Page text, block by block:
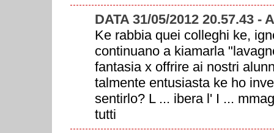
DATA 31/05/2012 20.57.43 -
Ke rabbia quei colleghi ke,
continuano a kiamarla
fantasia x offrire ai nostri
talmente entusiasta ke ho
sentirlo? L ... ibera l' I ...
tutti